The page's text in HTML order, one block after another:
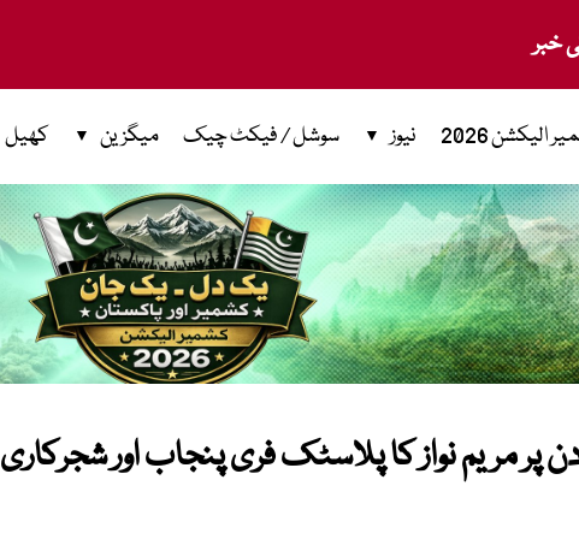
خبر
الیکشن 2026 نیوز سوشل / فیکٹ چیک میگزین کھیل
مریم نواز کا پلاسٹک فری پنجاب اور شجرکاری